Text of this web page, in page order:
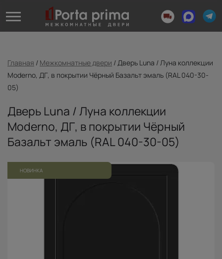
Главная / Межкомнатные двери /Дверь Luna / Луна коллекции
Moderno, ДГ, в покрытии Чёрный Базальт эмаль (RAL 040-30-
05)
Дверь Luna / Луна коллекции
Moderno, ДГ, в покрытии Чёрный
Базальт эмаль (RAL 040-30-05)
НОВИНКА